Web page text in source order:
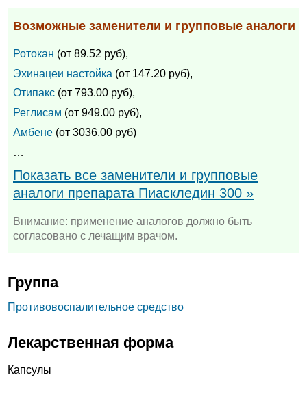
Возможные заменители и групповые аналоги
Ротокан (от 89.52 руб),
Эхинацеи настойка (от 147.20 руб),
Отипакс (от 793.00 руб),
Реглисам (от 949.00 руб),
Амбене (от 3036.00 руб)
…
Показать все заменители и групповые
аналоги препарата Пиаскледин 300 »
Внимание: применение аналогов должно быть
согласовано с лечащим врачом.
Группа
Противовоспалительное средство
Лекарственная форма
Капсулы